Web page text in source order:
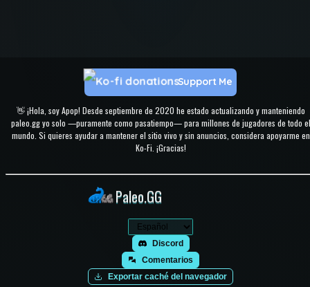
👋 ¡Hola, soy Apop! Desde septiembre de 2020 he estado actualizando y manteniendo
paleo.gg yo solo —puramente como pasatiempo— para millones de jugadores de todo el
mundo. Si quieres ayudar a mantener el sitio vivo y sin anuncios, considera apoyarme en
Ko-Fi. ¡Gracias!
Support Me
Paleo.GG
Discord
Comentarios
Exportar caché del navegador